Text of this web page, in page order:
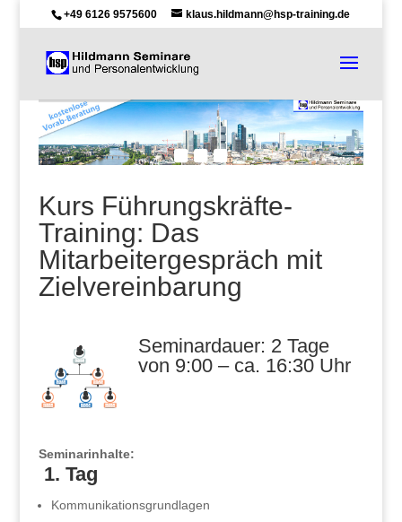
+49 6126 9575600 klaus.hildmann@hsp-training.de
Kurs Führungskräfte-
Training: Das
Mitarbeitergespräch mit
Zielvereinbarung
Seminardauer: 2 Tage
von 9:00 – ca. 16:30 Uhr
Seminarinhalte:
1. Tag
Kommunikationsgrundlagen